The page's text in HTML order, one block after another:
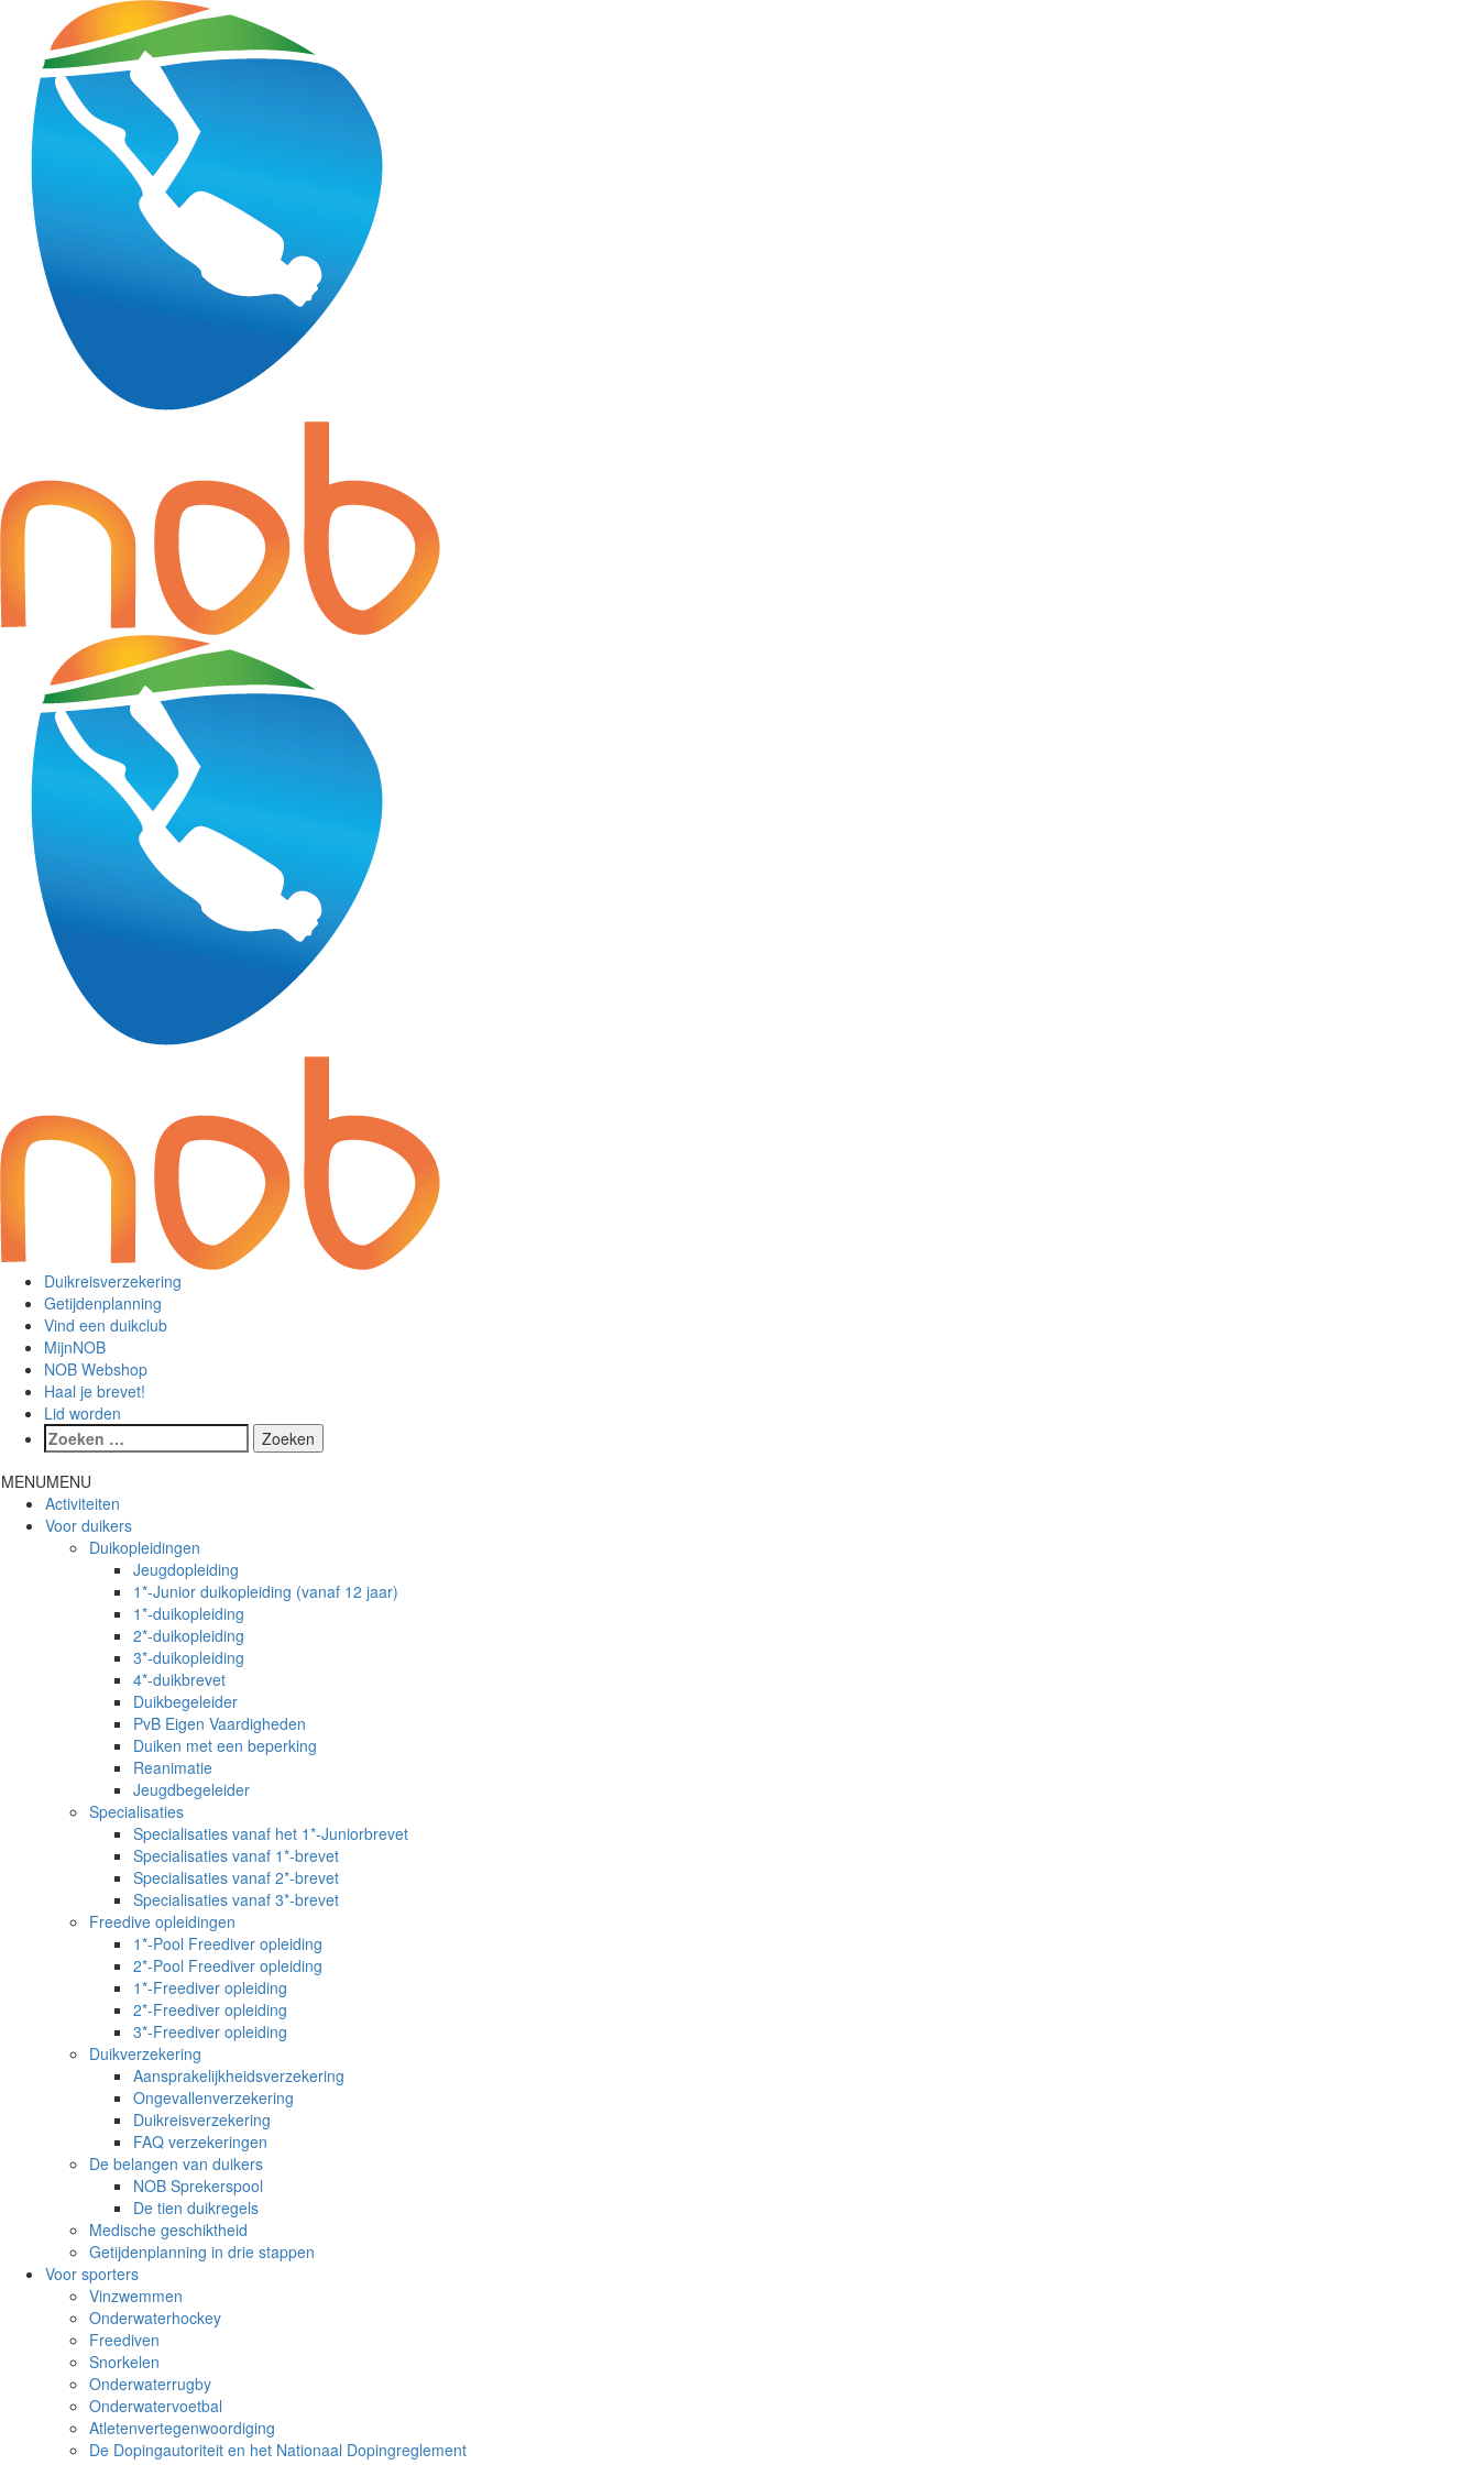
Duikreisverzekering
Getijdenplanning
Vind een duikclub
MijnNOB
NOB Webshop
Haal je brevet!
Lid worden
MENUMENU
Activiteiten
Voor duikers
Duikopleidingen
Jeugdopleiding
1*-Junior duikopleiding (vanaf 12 jaar)
1*-duikopleiding
2*-duikopleiding
3*-duikopleiding
4*-duikbrevet
Duikbegeleider
PvB Eigen Vaardigheden
Duiken met een beperking
Reanimatie
Jeugdbegeleider
Specialisaties
Specialisaties vanaf het 1*-Juniorbrevet
Specialisaties vanaf 1*-brevet
Specialisaties vanaf 2*-brevet
Specialisaties vanaf 3*-brevet
Freedive opleidingen
1*-Pool Freediver opleiding
2*-Pool Freediver opleiding
1*-Freediver opleiding
2*-Freediver opleiding
3*-Freediver opleiding
Duikverzekering
Aansprakelijkheidsverzekering
Ongevallenverzekering
Duikreisverzekering
FAQ verzekeringen
De belangen van duikers
NOB Sprekerspool
De tien duikregels
Medische geschiktheid
Getijdenplanning in drie stappen
Voor sporters
Vinzwemmen
Onderwaterhockey
Freediven
Snorkelen
Onderwaterrugby
Onderwatervoetbal
Atletenvertegenwoordiging
De Dopingautoriteit en het Nationaal Dopingreglement